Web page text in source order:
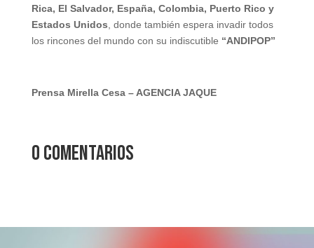
Rica, El Salvador, España, Colombia, Puerto Rico y
Estados Unidos , donde también espera invadir todos
los rincones del mundo con su indiscutible “ANDIPOP”
Prensa Mirella Cesa – AGENCIA JAQUE
0 comentarios